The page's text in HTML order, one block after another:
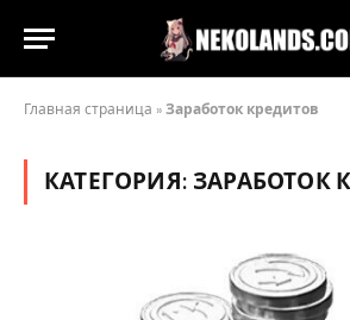
Главная страница »Заработок кредитов
КАТЕГОРИЯ: ЗАРАБОТОК